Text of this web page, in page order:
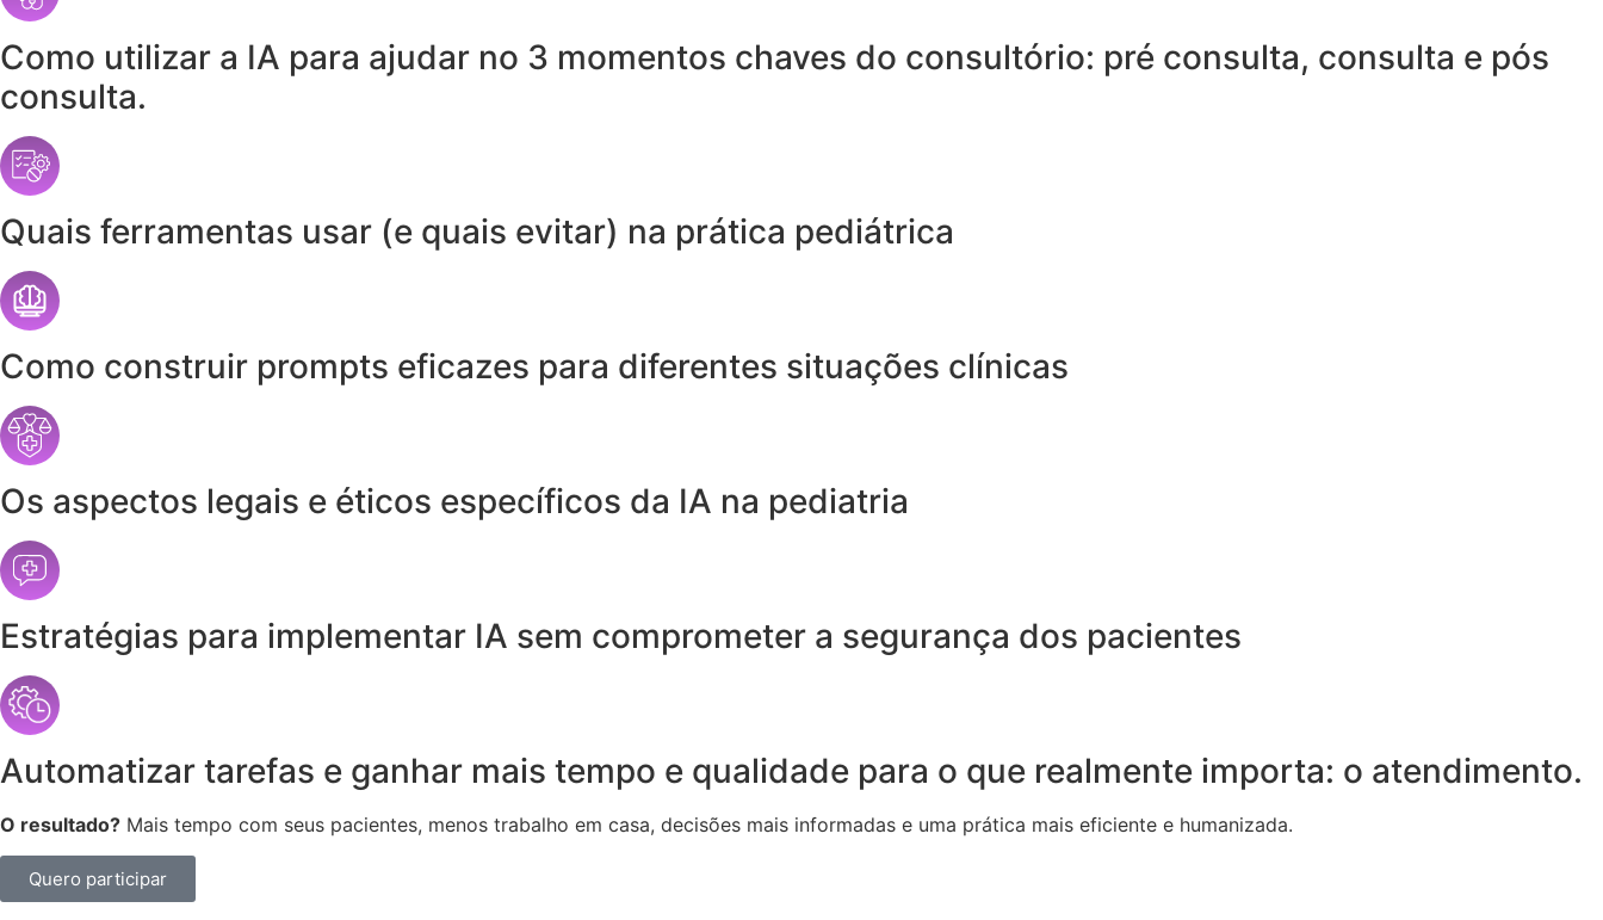
Como utilizar a IA para ajudar no 3 momentos chaves do consultório: pré consulta, consulta e pós
consulta.
Quais ferramentas usar (e quais evitar) na prática pediátrica
Como construir prompts eficazes para diferentes situações clínicas
Os aspectos legais e éticos específicos da IA na pediatria
Estratégias para implementar IA sem comprometer a segurança dos pacientes
Automatizar tarefas e ganhar mais tempo e qualidade para o que realmente importa: o atendimento.
O resultado? Mais tempo com seus pacientes, menos trabalho em casa, decisões mais informadas e uma prática mais eficiente e humanizada.
Quero participar